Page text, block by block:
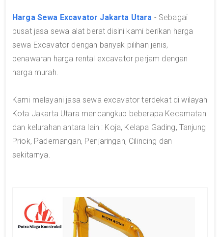
Harga Sewa Excavator Jakarta Utara - Sebagai
pusat jasa sewa alat berat disini kami berikan harga
sewa Excavator dengan banyak pilihan jenis,
penawaran harga rental excavator perjam dengan
harga murah.
Kami melayani jasa sewa excavator terdekat di wilayah
Kota Jakarta Utara mencangkup beberapa Kecamatan
dan kelurahan antara lain : Koja, Kelapa Gading, Tanjung
Priok, Pademangan, Penjaringan, Cilincing dan
sekitarnya.